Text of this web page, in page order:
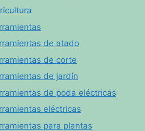
de atado
de corte
de jardín
de poda eléctricas
eléctricas
para plantas